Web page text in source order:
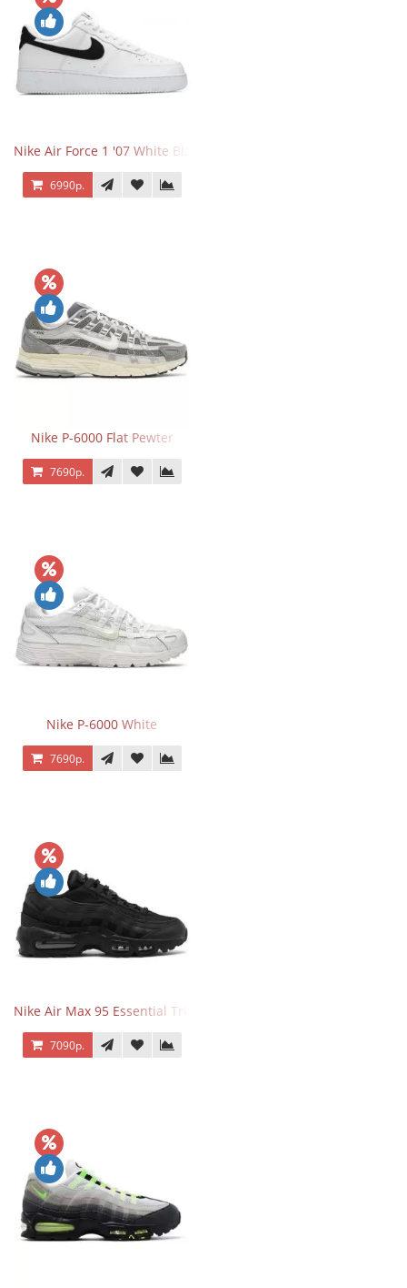
Nike Air Force 1 '07 White Black
6990р.
Nike P-6000 Flat Pewter
7690р.
Nike P-6000 White
7690р.
Nike Air Max 95 Essential Triple Black
7090р.